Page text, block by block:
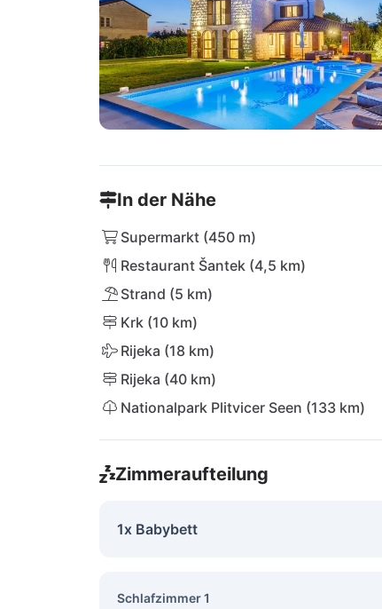
In der Nähe
Supermarkt (450 m)
Restaurant Šantek (4,5 km)
Strand (5 km)
Krk (10 km)
Rijeka (18 km)
Rijeka (40 km)
Nationalpark Plitvicer Seen (133 km)
Zimmeraufteilung
1x Babybett
Schlafzimmer 1